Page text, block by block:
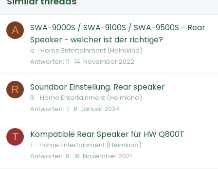
A
SWA-9000S / SWA-9100S / SWA-9500S - Rear
Speaker - welcher ist der richtige?
a. Home Entertainment (Heimkino)
Antworten 11 14. November 2022
R Soundbar Einstellung. Rear speaker
R. Home Entertainment (Heimkino)
Antworten 7 8. Januar 2024
T Kompatible Rear Speaker für HW Q800T
T. Home Entertainment (Heimkino)
Antworten 8 18. November 2021